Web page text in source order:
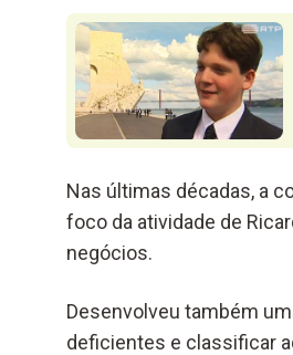
Nas últimas décadas, a
foco da atividade de
negócios.
Desenvolveu também
deficientes e classificar